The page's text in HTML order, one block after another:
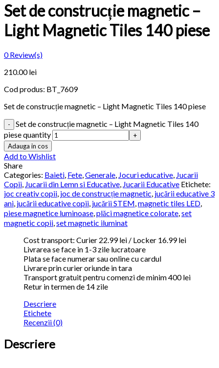
Set de construcție magnetic –
Light Magnetic Tiles 140 piese
0Review(s)
210.00 lei
Cod produs: BT_7609
Set de construcție magnetic – Light Magnetic Tiles 140 piese
Set de construcție magnetic – Light Magnetic Tiles 140
piese quantity
Adauga in cos
Add to Wishlist
Share
Categories: Baieti, Fete,Generale, Jocuri educative, Jucarii
Copii, Jucarii din Lemn si Educative, Jucarii Educative Etichete:
joc creativ copii, joc de construcție magnetic, jucării educative 3
ani, jucării educative copii, jucării STEM,magnetic tiles LED,
piese magnetice luminoase,plăci magnetice colorate,set
magnetic copii,set magnetic iluminat
Cost transport: Curier 22.99 lei / Locker 16.99 lei
Livrarea se face in 1-3 zile lucratoare
Plata se face numerar sau online cu cardul
Livrare prin curier oriunde in tara
Transport gratuit pentru comenzi de minim 400 lei
Retur in termen de 14 zile
Descriere
Etichete
Recenzii (0)
Descriere